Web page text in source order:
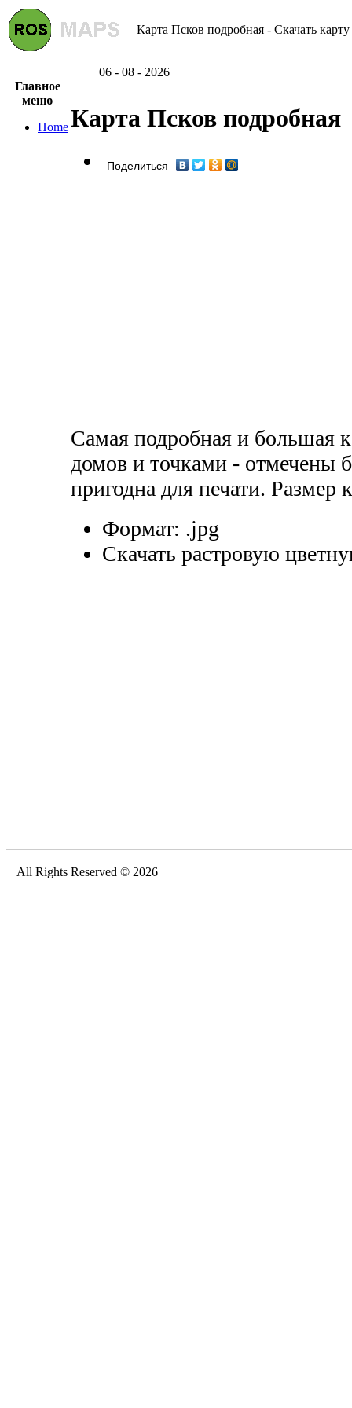
Карта Псков подробная - Скачать карту
06 - 08 - 2026
Главное
меню
HomeКарта Псков подробная
Поделиться
Самая подробная и большая
домов и точками - отмечены
пригодна для печати.
Формат: .jpg
Скачать растровую
All Rights Reserved © 2026